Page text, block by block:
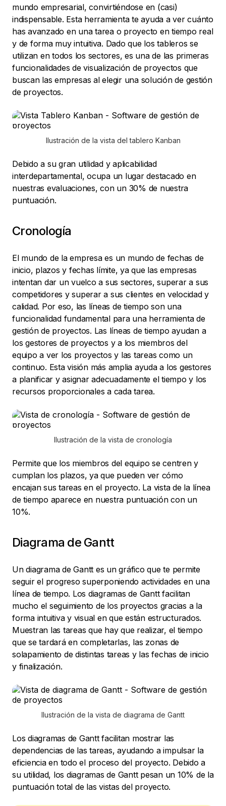
mundo empresarial, convirtiéndose en (casi)
indispensable. Esta herramienta te ayuda a ver cuánto
has avanzado en una tarea o proyecto en tiempo real
y de forma muy intuitiva. Dado que los tableros se
utilizan en todos los sectores, es una de las primeras
funcionalidades de visualización de proyectos que
buscan las empresas al elegir una solución de gestión
de proyectos.
Ilustración de la vista del tablero Kanban
Debido a su gran utilidad y aplicabilidad
interdepartamental, ocupa un lugar destacado en
nuestras evaluaciones, con un 30% de nuestra
puntuación.
Cronología
El mundo de la empresa es un mundo de fechas de
inicio, plazos y fechas límite, ya que las empresas
intentan dar un vuelco a sus sectores, superar a sus
competidores y superar a sus clientes en velocidad y
calidad. Por eso, las líneas de tiempo son una
funcionalidad fundamental para una herramienta de
gestión de proyectos. Las líneas de tiempo ayudan a
los gestores de proyectos y a los miembros del
equipo a ver los proyectos y las tareas como un
continuo. Esta visión más amplia ayuda a los gestores
a planificar y asignar adecuadamente el tiempo y los
recursos proporcionales a cada tarea.
Ilustración de la vista de cronología
Permite que los miembros del equipo se centren y
cumplan los plazos, ya que pueden ver cómo
encajan sus tareas en el proyecto. La vista de la línea
de tiempo aparece en nuestra puntuación con un
10%.
Diagrama de Gantt
Un diagrama de Gantt es un gráfico que te permite
seguir el progreso superponiendo actividades en una
línea de tiempo. Los diagramas de Gantt facilitan
mucho el seguimiento de los proyectos gracias a la
forma intuitiva y visual en que están estructurados.
Muestran las tareas que hay que realizar, el tiempo
que se tardará en completarlas, las zonas de
solapamiento de distintas tareas y las fechas de inicio
y finalización.
Ilustración de la vista de diagrama de Gantt
Los diagramas de Gantt facilitan mostrar las
dependencias de las tareas, ayudando a impulsar la
eficiencia en todo el proceso del proyecto. Debido a
su utilidad, los diagramas de Gantt pesan un 10% de la
puntuación total de las vistas del proyecto.